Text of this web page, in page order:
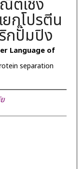
ตเชิง
กโปรตีน
กปั๊มปิง
Language of
separation